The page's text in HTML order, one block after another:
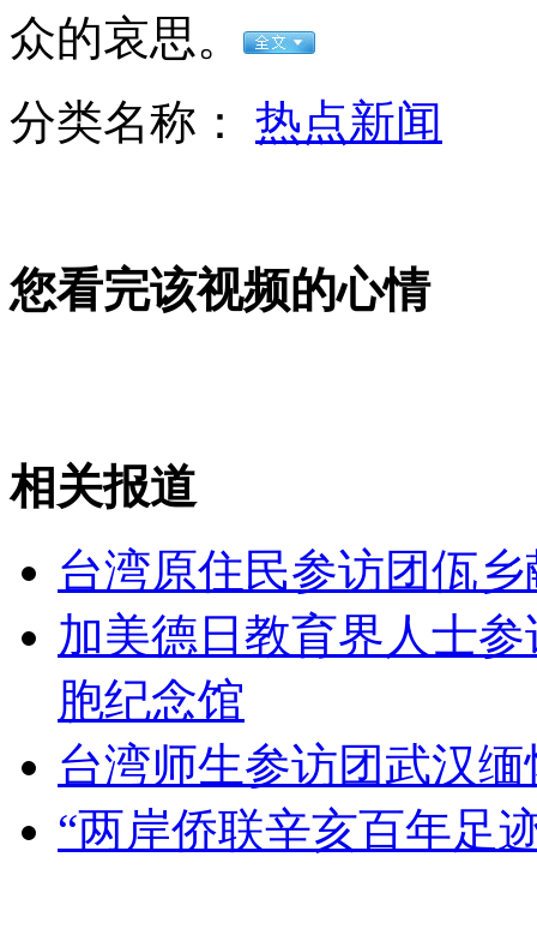
普京:重点吸引投资 转型高科技经济
女孩北京地铁殴打老人 痛下狠手拳打脚踢
外交部：反对强权政治霸凌主义
外交部：有关国家言论片面不公正
安徽一实载49人客车翻车
走！跟着总书记去植树
众的哀思。
分类名称： 热点新闻
您看完该视频的心情
相关报道
台湾原住民参访团佤
加美德日教育界人士
胞纪念馆
台湾师生参访团武汉
“两岸侨联辛亥百年足